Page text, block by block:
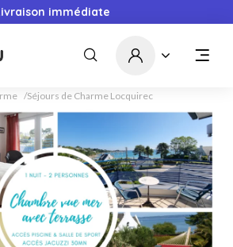
immédiate
Séjours de Charme Locquirec